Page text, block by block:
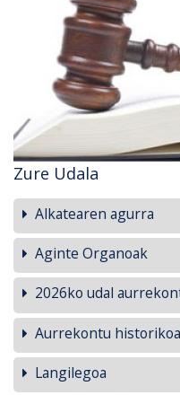
Zure Udala
Alkatearen agurra
Aginte Organoak
2026ko udal
Aurrekontu historikoa
Langilegoa